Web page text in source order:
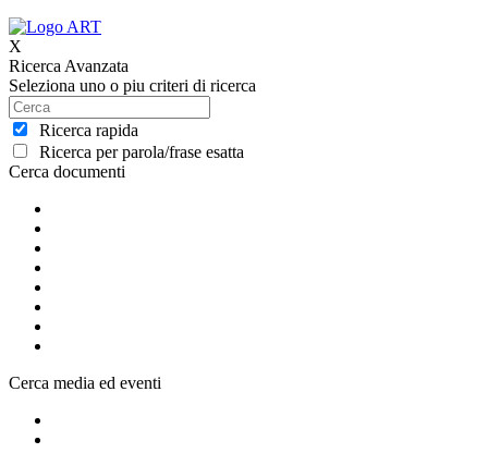
X
Ricerca Avanzata
Seleziona uno o piu criteri di ricerca
Ricerca rapida
Ricerca per parola/frase esatta
Cerca documenti
Cerca media ed eventi